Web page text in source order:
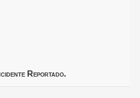
Reportado.